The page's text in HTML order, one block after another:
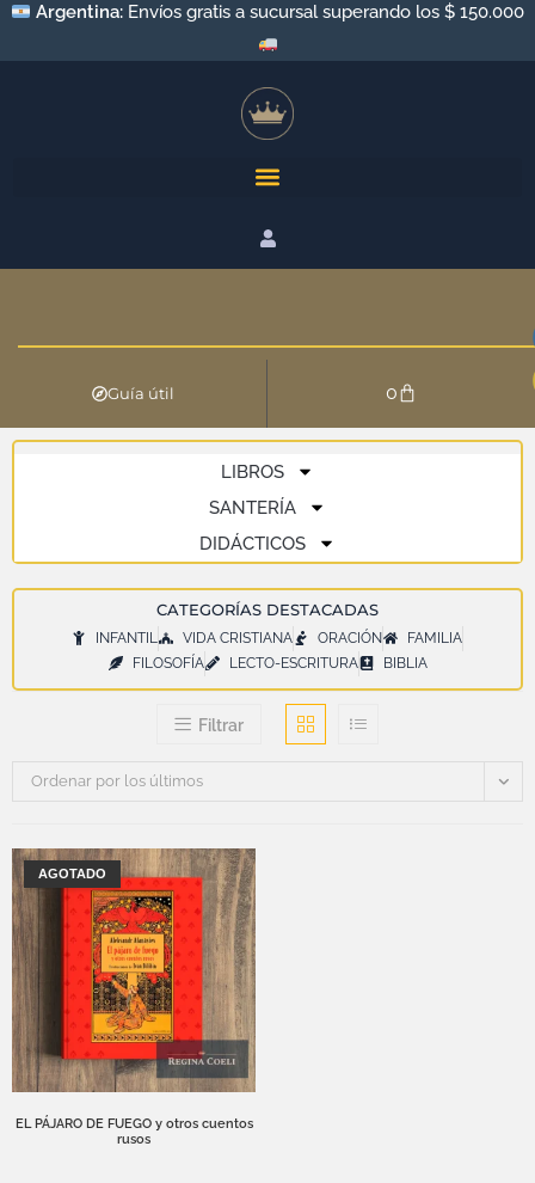
Argentina: Envíos gratis a sucursal superando los $ 150.000
Guía útil 0
LIBROS
SANTERÍA
DIDÁCTICOS
CATEGORÍAS DESTACADAS
INFANTIL VIDA CRISTIANA ORACIÓN
FAMILIA
FILOSOFÍA
LECTO-ESCRITURA BIBLIA
Filtrar
Ordenar por los últimos
AGOTADO
EL PÁJARO DE FUEGO y otros cuentos
rusos